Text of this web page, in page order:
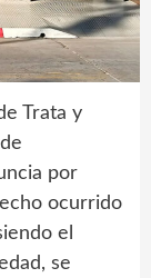
Trata y
por
ocurrido
el
se